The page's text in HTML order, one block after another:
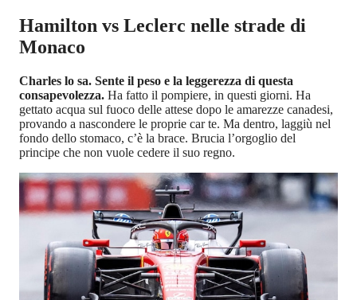
Hamilton vs Leclerc nelle strade di
Monaco
Charles lo sa. Sente il peso e la leggerezza di questa
consapevolezza. Ha fatto il pompiere, in questi giorni. Ha
gettato acqua sul fuoco delle attese dopo le amarezze canadesi,
provando a nascondere le proprie car te. Ma dentro, laggiù nel
fondo dello stomaco, c’è la brace. Brucia l’orgoglio del
principe che non vuole cedere il suo regno.